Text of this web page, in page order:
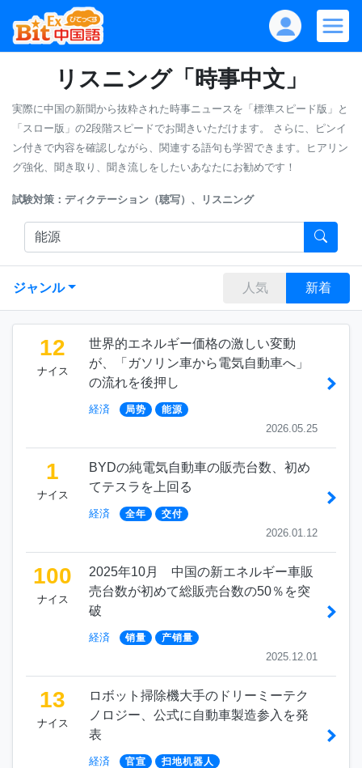
リスニング「時事中文」
実際に中国の新聞から抜粋された時事ニュースを「標準スピード版」と
「スロー版」の2段階スピードでお聞きいただけます。
さらに、ピンイ
ン付きで内容を確認しながら、関連する語句も学習できます。ヒアリン
グ強化、聞き取り、聞き流しをしたいあなたにお勧めです！
試験対策：ディクテーション（聴写）、リスニング
ジャンル 人気 新着
12
ナイス
世界的エネルギー価格の激しい変動
が、「ガソリン車から電気自動車へ」
の流れを後押し
経済 局势 能源
2026.05.25
1
ナイス
BYDの純電気自動車の販売台数、初め
てテスラを上回る
経済 全年 交付
2026.01.12
100
ナイス
2025年10月 中国の新エネルギー車販
売台数が初めて総販売台数の50％を突
破
経済 销量 产销量
2025.12.01
13
ナイス
ロボット掃除機大手のドリーミーテク
ノロジー、公式に自動車製造参入を発
表
経済 官宣 扫地机器人